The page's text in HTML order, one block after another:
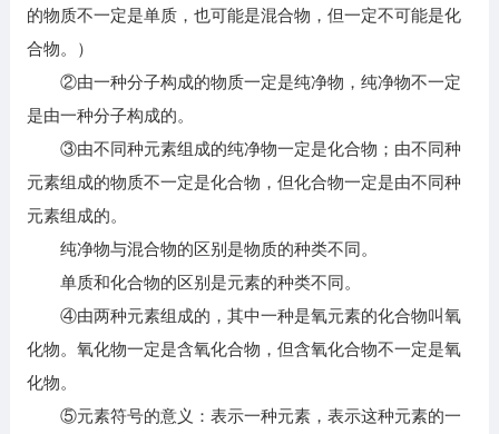
的物质不一定是单质，也可能是混合物，但一定不可能是化
合物。）
②由一种分子构成的物质一定是纯净物，纯净物不一定
是由一种分子构成的。
③由不同种元素组成的纯净物一定是化合物；由不同种
元素组成的物质不一定是化合物，但化合物一定是由不同种
元素组成的。
纯净物与混合物的区别是物质的种类不同。
单质和化合物的区别是元素的种类不同。
④由两种元素组成的，其中一种是氧元素的化合物叫氧
化物。氧化物一定是含氧化合物，但含氧化合物不一定是氧
化物。
⑤元素符号的意义：表示一种元素，表示这种元素的一